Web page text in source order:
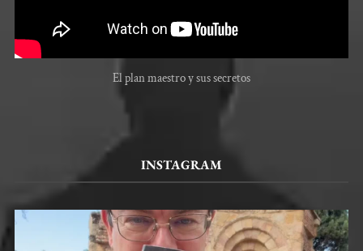
El plan maestro y sus secretos
INSTAGRAM